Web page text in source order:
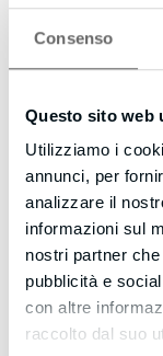
Consenso
Questo sito web
Utilizziamo i
annunci, per
analizzare il
informazioni sul
nostri partner
pubblicità e
con altre
raccolto dal suo